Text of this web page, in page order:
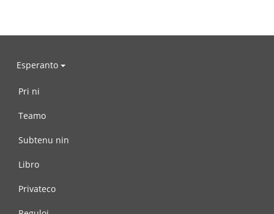
Esperanto
Pri ni
Teamo
Subtenu nin
Libro
Privateco